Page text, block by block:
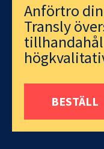
Anförtro
Transly
BESTÄLL